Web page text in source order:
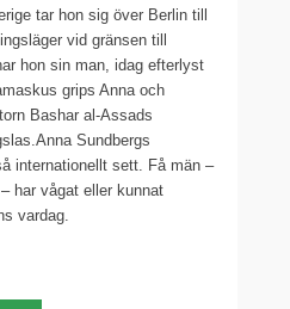
tar hon sig över Berlin till
vid gränsen till
hon sin man, idag efterlyst
grips Anna och
Bashar al-Assads
Sundbergs
internationellt sett. Få män –
har vågat eller kunnat
vardag.